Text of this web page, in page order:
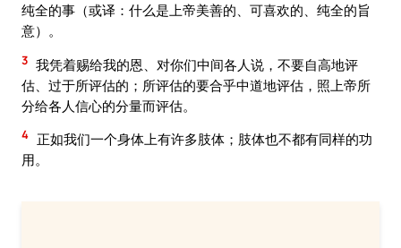
纯全的事（或译：什么是上帝美善的、可喜欢的、纯全的旨
意）。
3 我凭着赐给我的恩、对你们中间各人说，不要自高地评
估、过于所评估的；所评估的要合乎中道地评估，照上帝所
分给各人信心的分量而评估。
4 正如我们一个身体上有许多肢体；肢体也不都有同样的功
用。